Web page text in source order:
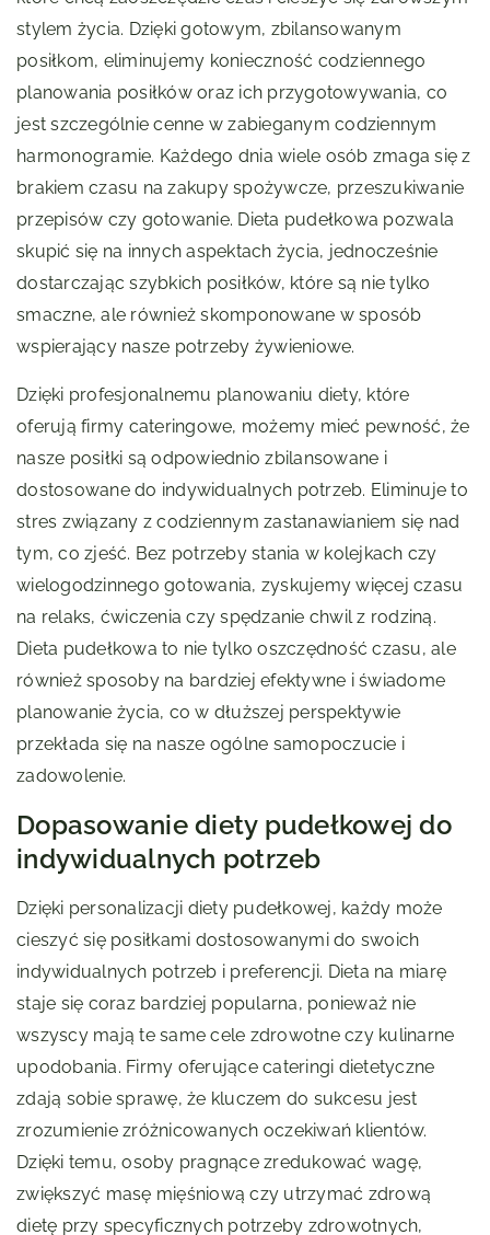
stylem życia. Dzięki gotowym, zbilansowanym
posiłkom, eliminujemy konieczność codziennego
planowania posiłków oraz ich przygotowywania, co
jest szczególnie cenne w zabieganym codziennym
harmonogramie. Każdego dnia wiele osób zmaga się z
brakiem czasu na zakupy spożywcze, przeszukiwanie
przepisów czy gotowanie. Dieta pudełkowa pozwala
skupić się na innych aspektach życia, jednocześnie
dostarczając szybkich posiłków, które są nie tylko
smaczne, ale również skomponowane w sposób
wspierający nasze potrzeby żywieniowe.
Dzięki profesjonalnemu planowaniu diety, które
oferują firmy cateringowe, możemy mieć pewność, że
nasze posiłki są odpowiednio zbilansowane i
dostosowane do indywidualnych potrzeb. Eliminuje to
stres związany z codziennym zastanawianiem się nad
tym, co zjeść. Bez potrzeby stania w kolejkach czy
wielogodzinnego gotowania, zyskujemy więcej czasu
na relaks, ćwiczenia czy spędzanie chwil z rodziną.
Dieta pudełkowa to nie tylko oszczędność czasu, ale
również sposoby na bardziej efektywne i świadome
planowanie życia, co w dłuższej perspektywie
przekłada się na nasze ogólne samopoczucie i
zadowolenie.
Dopasowanie diety pudełkowej do
indywidualnych potrzeb
Dzięki personalizacji diety pudełkowej, każdy może
cieszyć się posiłkami dostosowanymi do swoich
indywidualnych potrzeb i preferencji. Dieta na miarę
staje się coraz bardziej popularna, ponieważ nie
wszyscy mają te same cele zdrowotne czy kulinarne
upodobania. Firmy oferujące cateringi dietetyczne
zdają sobie sprawę, że kluczem do sukcesu jest
zrozumienie zróżnicowanych oczekiwań klientów.
Dzięki temu, osoby pragnące zredukować wagę,
zwiększyć masę mięśniową czy utrzymać zdrową
dietę przy specyficznych potrzeby zdrowotnych,